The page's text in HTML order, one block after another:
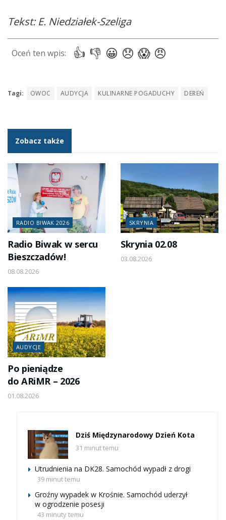
Tekst: E. Niedziałek-Szeliga
Tagi: OWOC AUDYCJA KULINARNE POGADUCHY DEREŃ
Zobacz także
RADIO BIWAK 2026
Radio Biwak w sercu
Bieszczadów!
08.08.2026
SKRYNIA
Skrynia 02.08
03.08.2026
AUDYCJE
Po pieniądze
do ARiMR – 2026
01.08.2026
Dziś Międzynarodowy Dzień Kota
31 minut temu
Utrudnienia na DK28. Samochód wypadł z drogi
39 minut temu
Groźny wypadek w Krośnie. Samochód uderzył
w ogrodzenie posesji
43 minuty temu